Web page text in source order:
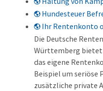
Hundesteuer
Ihr Rentenkonto
Die Deutsche
Württemberg
das eigene
Beispiel um seriöse
zusätzliche private